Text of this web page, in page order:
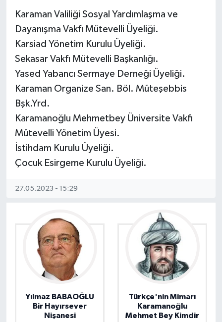
Karaman Valiliği Sosyal Yardımlaşma ve
Dayanışma Vakfı Mütevelli Üyeliği.
Karsiad Yönetim Kurulu Üyeliği.
Sekasar Vakfı Mütevelli Başkanlığı.
Yased Yabancı Sermaye Derneği Üyeliği.
Karaman Organize San. Böl. Müteşebbis
Bşk.Yrd.
Karamanoğlu Mehmetbey Üniversite Vakfı
Mütevelli Yönetim Üyesi.
İstihdam Kurulu Üyeliği.
Çocuk Esirgeme Kurulu Üyeliği.
27.05.2023 - 15:29
Yılmaz BABAOĞLU
Bir Hayırsever
Nişanesi
Türkçe'nin Mimarı
Karamanoğlu
Mehmet Bey Kimdir